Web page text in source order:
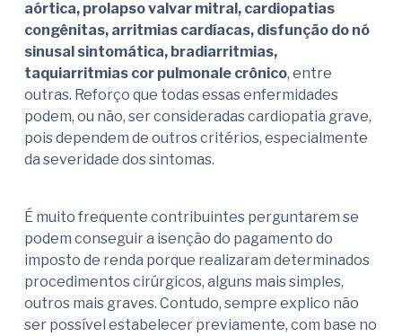
aórtica, prolapso valvar mitral, cardiopatias
congênitas, arritmias cardíacas, disfunção do nó
sinusal sintomática, bradiarritmias,
taquiarritmias cor pulmonale crônico, entre
outras. Reforço que todas essas enfermidades
podem, ou não, ser consideradas cardiopatia grave,
pois dependem de outros critérios, especialmente
da severidade dos sintomas.
É muito frequente contribuintes perguntarem se
podem conseguir a isenção do pagamento do
imposto de renda porque realizaram determinados
procedimentos cirúrgicos, alguns mais simples,
outros mais graves. Contudo, sempre explico não
ser possível estabelecer previamente, com base no